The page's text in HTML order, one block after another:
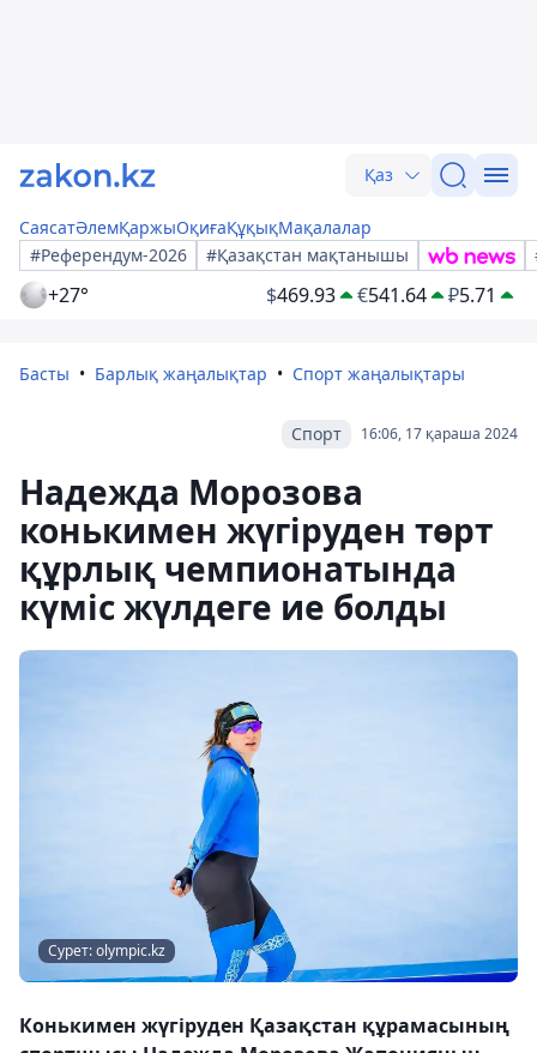
Қаз
СаясатӘлемҚаржыОқиғаҚұқықМақалалар
#Референдум-2026
#Қазақстан мақтанышы
+27° $469.93 €541.64 ₽5.71
Басты Барлық жаңалықтар Спорт жаңалықтары
16:06, 17 қараша 2024
Спорт
Надежда Морозова
конькимен жүгіруден төрт
құрлық чемпионатында
күміс жүлдеге ие болды
Сурет: olympic.kz
Конькимен жүгіруден Қазақстан құрамасының